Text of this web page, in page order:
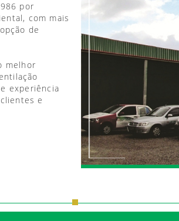
por
com mais
de
melhor
experiência
e